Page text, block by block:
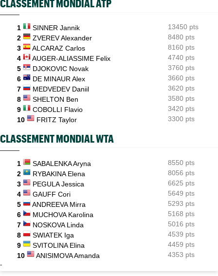
ATP / WTA
07:35
ATP - Montréal
Joao Fonseca a taquiné Djokovic : "Il dit ça parce qu'il vieillit"
07:10
ATP - Montréal
Alexander Zverev s'est raté : "Le pire match de ma saison"
CLASSEMENT MONDIAL ATP
1 SINNER Jannik
13450 pts
2
ZVEREV Alexander
8480 pts
3
ALCARAZ Carlos
8160 pts
4
AUGER-ALIASSIME Felix
4740 pts
5
DJOKOVIC Novak
3760 pts
6
DE MINAUR Alex
3660 pts
7
MEDVEDEV Daniil
3620 pts
8
SHELTON Ben
3580 pts
9
COBOLLI Flavio
3420 pts
10
FRITZ Taylor 3300 pts
CLASSEMENT MONDIAL WTA
1 SABALENKA Aryna
8550 pts
2
RYBAKINA Elena
8056 pts
3
PEGULA Jessica
6625 pts
4
GAUFF Cori
5649 pts
5
ANDREEVA Mirra
5293 pts
6
MUCHOVA Karolina
5168 pts
7
NOSKOVA Linda
5016 pts
8
SWIATEK Iga
4539 pts
9
SVITOLINA Elina
4459 pts
10
ANISIMOVA Amanda 4353 pts
-